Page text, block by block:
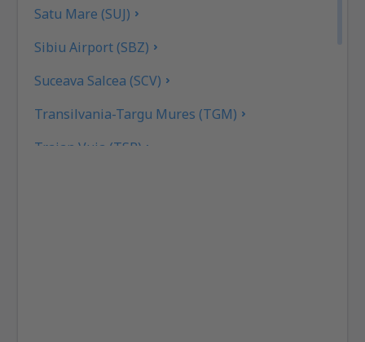
Satu Mare (SUJ)
Sibiu Airport (SBZ)
Suceava Salcea (SCV)
Transilvania-Targu Mures (TGM)
Traian Vuia (TSR)